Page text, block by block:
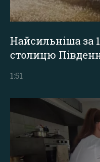
Найсильніша за
столицю
1:51